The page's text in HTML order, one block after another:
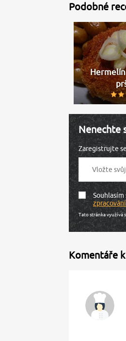
Podobné
Nenechte
Zaregistrujte
Souhlasím
Tato stránka využívá
Komentáře